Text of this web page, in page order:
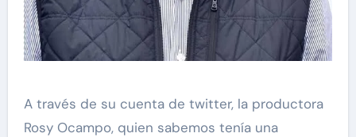
A través de su cuenta de twitter, la productora
Rosy Ocampo, quien sabemos tenía una